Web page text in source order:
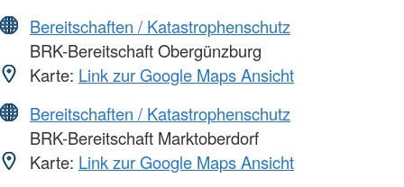
Bereitschaften / Katastrophenschutz
BRK-Bereitschaft Obergünzburg
Karte: Link zur Google Maps Ansicht
Bereitschaften / Katastrophenschutz
BRK-Bereitschaft Marktoberdorf
Karte: Link zur Google Maps Ansicht